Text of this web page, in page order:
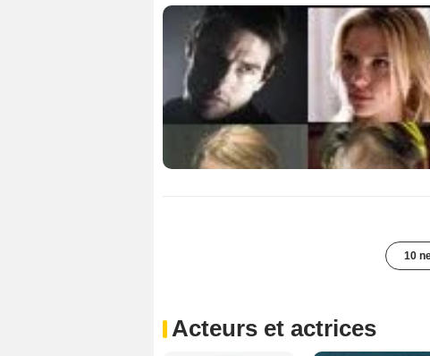
10
Acteurs et actrices